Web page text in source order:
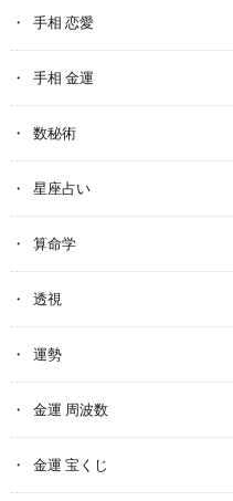
手相 恋愛
手相 金運
数秘術
星座占い
算命学
透視
運勢
金運 周波数
金運 宝くじ